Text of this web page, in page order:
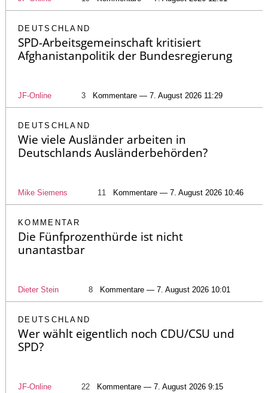
DEUTSCHLAND
SPD-Arbeitsgemeinschaft kritisiert
Afghanistanpolitik der Bundesregierung
JF-Online 3 Kommentare — 7. August 2026 11:29
DEUTSCHLAND
Wie viele Ausländer arbeiten in
Deutschlands Ausländerbehörden?
Mike Siemens 11 Kommentare — 7. August 2026 10:46
KOMMENTAR
Die Fünfprozenthürde ist nicht
unantastbar
Dieter Stein 8 Kommentare — 7. August 2026 10:01
DEUTSCHLAND
Wer wählt eigentlich noch CDU/CSU und
SPD?
JF-Online 22 Kommentare — 7. August 2026 9:15